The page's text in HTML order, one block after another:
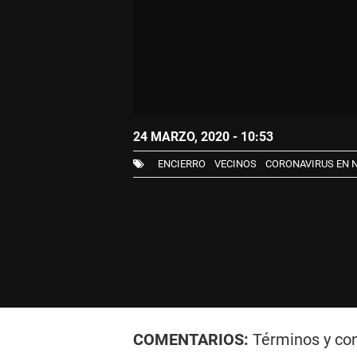
24 MARZO, 2020 - 10:53
ENCIERRO VECINOS CORONAVIRUS EN
COMENTARIOS: Términos y